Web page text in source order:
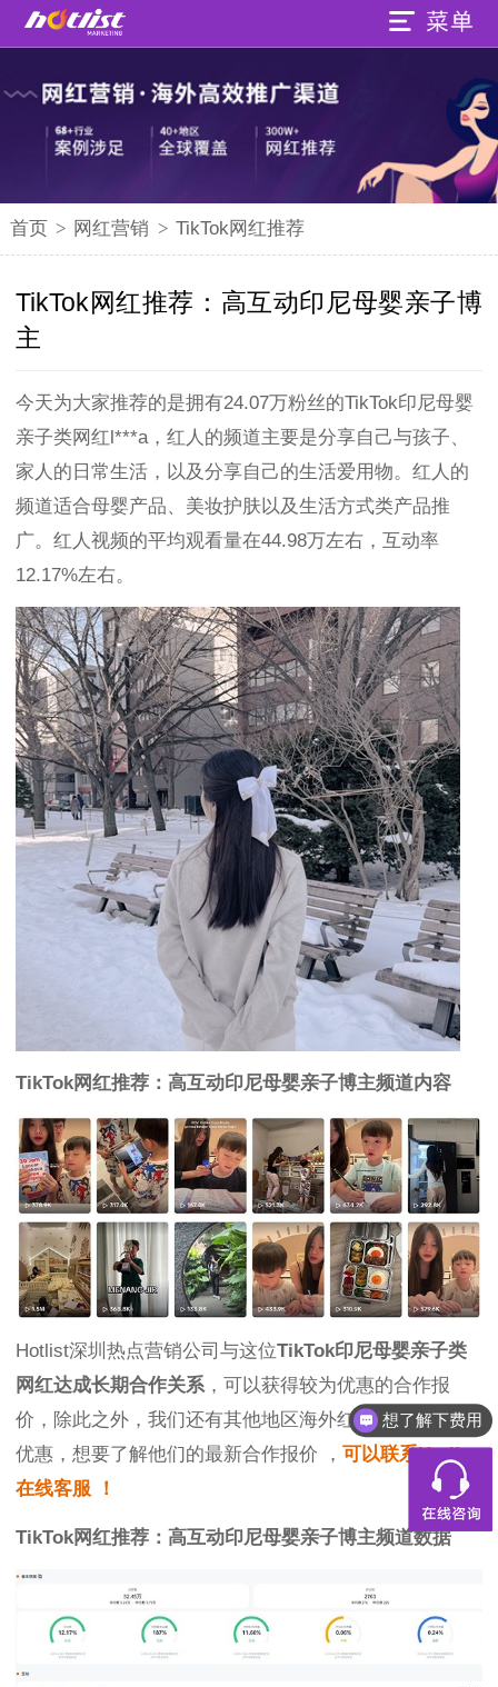
首页 > 网红营销 > TikTok网红推荐
TikTok网红推荐：高互动印尼母婴亲子博
主
今天为大家推荐的是拥有24.07万粉丝的TikTok印尼母婴
亲子类网红l***a，红人的频道主要是分享自己与孩子、
家人的日常生活，以及分享自己的生活爱用物。红人的
频道适合母婴产品、美妆护肤以及生活方式类产品推
广。红人视频的平均观看量在44.98万左右，互动率
12.17%左右。
TikTok网红推荐：高互动印尼母婴亲子博主频道内容
Hotlist深圳热点营销公司与这位TikTok印尼母婴亲子类
网红达成长期合作关系 ，可以获得较为优惠的合作报
价，除此之外，我们还有其他地区海外红人推广的合作
优惠，想要了解他们的最新合作报价 ， 可以联系Hotlist
在线客服 ！
TikTok网红推荐：高互动印尼母婴亲子博主频道数据
想了解下费用